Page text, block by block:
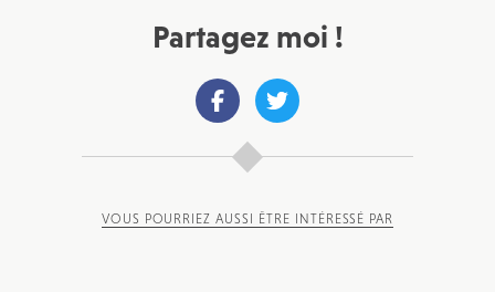
Partagez moi !
VOUS POURRIEZ AUSSI ÊTRE INTÉRESSÉ PAR